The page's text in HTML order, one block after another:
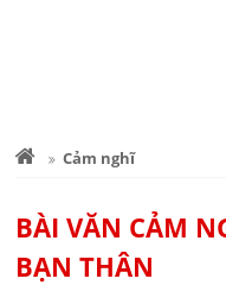
Cảm nghĩ
BÀI VĂN CẢM
BẠN THÂN